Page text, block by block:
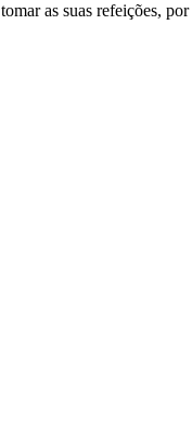
as suas refeições,